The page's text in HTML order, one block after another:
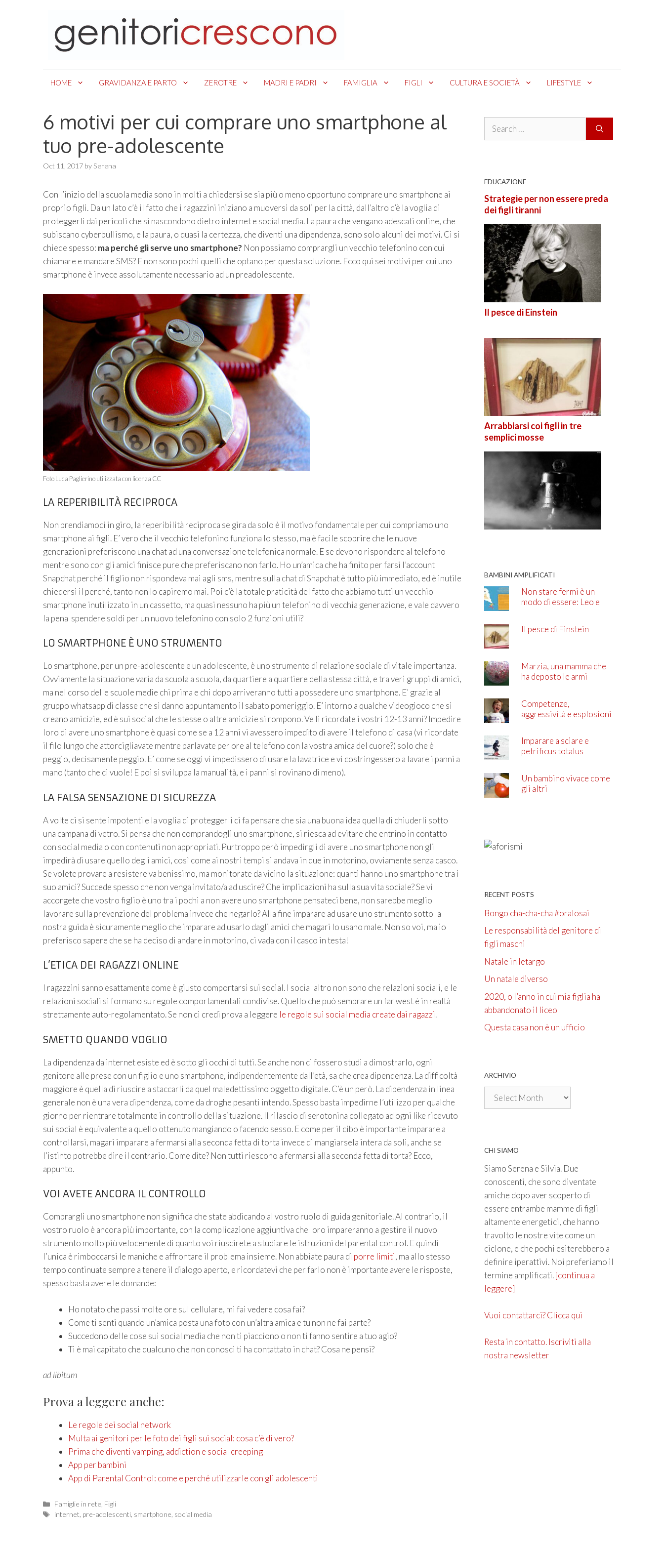
HOME GRAVIDANZA E PARTO ZEROTRE MADRI E PADRI FAMIGLIA FIGLI CULTURA E SOCIETÀ LIFESTYLE
6 motivi per cui comprare uno smartphone al
tuo pre-adolescente
Oct 11, 2017 by Serena
Con l’inizio della scuola media sono in molti a chiedersi se sia più o meno opportuno comprare uno smartphone ai
proprio figli. Da un lato c’è il fatto che i ragazzini iniziano a muoversi da soli per la città, dall’altro c’è la voglia di
proteggerli dai pericoli che si nascondono dietro internet e social media. La paura che vengano adescati online, che
subiscano cyberbullismo, e la paura, o quasi la certezza, che diventi una dipendenza, sono solo alcuni dei motivi. Ci si
chiede spesso: ma perché gli serve uno smartphone? Non possiamo comprargli un vecchio telefonino con cui
chiamare e mandare SMS? E non sono pochi quelli che optano per questa soluzione. Ecco qui sei motivi per cui uno
smartphone è invece assolutamente necessario ad un preadolescente.
Foto Luca Paglierino utilizzata con licenza CC
LA REPERIBILITÀ RECIPROCA
Non prendiamoci in giro, la reperibilità reciproca se gira da solo è il motivo fondamentale per cui compriamo uno
smartphone ai figli. E’ vero che il vecchio telefonino funziona lo stesso, ma è facile scoprire che le nuove
generazioni preferiscono una chat ad una conversazione telefonica normale. E se devono rispondere al telefono
mentre sono con gli amici finisce pure che preferiscano non farlo. Ho un’amica che ha finito per farsi l’account
Snapchat perché il figlio non rispondeva mai agli sms, mentre sulla chat di Snapchat è tutto più immediato, ed è inutile
chiedersi il perché, tanto non lo capiremo mai. Poi c’è la totale praticità del fatto che abbiamo tutti un vecchio
smartphone inutilizzato in un cassetto, ma quasi nessuno ha più un telefonino di vecchia generazione, e vale davvero
la pena spendere soldi per un nuovo telefonino con solo 2 funzioni utili?
LO SMARTPHONE È UNO STRUMENTO
Lo smartphone, per un pre-adolescente e un adolescente, è uno strumento di relazione sociale di vitale importanza.
Ovviamente la situazione varia da scuola a scuola, da quartiere a quartiere della stessa città, e tra veri gruppi di amici,
ma nel corso delle scuole medie chi prima e chi dopo arriveranno tutti a possedere uno smartphone. E’ grazie al
gruppo whatsapp di classe che si danno appuntamento il sabato pomeriggio. E’ intorno a qualche videogioco che si
creano amicizie, ed è sui social che le stesse o altre amicizie si rompono. Ve li ricordate i vostri 12-13 anni? Impedire
loro di avere uno smartphone è quasi come se a 12 anni vi avessero impedito di avere il telefono di casa (vi ricordate
il filo lungo che attorcigliavate mentre parlavate per ore al telefono con la vostra amica del cuore?) solo che è
peggio, decisamente peggio. E’ come se oggi vi impedissero di usare la lavatrice e vi costringessero a lavare i panni a
mano (tanto che ci vuole! E poi si sviluppa la manualità, e i panni si rovinano di meno).
LA FALSA SENSAZIONE DI SICUREZZA
A volte ci si sente impotenti e la voglia di proteggerli ci fa pensare che sia una buona idea quella di chiuderli sotto
una campana di vetro. Si pensa che non comprandogli uno smartphone, si riesca ad evitare che entrino in contatto
con social media o con contenuti non appropriati. Purtroppo però impedirgli di avere uno smartphone non gli
impedirà di usare quello degli amici, così come ai nostri tempi si andava in due in motorino, ovviamente senza casco.
Se volete provare a resistere va benissimo, ma monitorate da vicino la situazione: quanti hanno uno smartphone tra i
suo amici? Succede spesso che non venga invitato/a ad uscire? Che implicazioni ha sulla sua vita sociale? Se vi
accorgete che vostro figlio è uno tra i pochi a non avere uno smartphone pensateci bene, non sarebbe meglio
lavorare sulla prevenzione del problema invece che negarlo? Alla fine imparare ad usare uno strumento sotto la
nostra guida è sicuramente meglio che imparare ad usarlo dagli amici che magari lo usano male. Non so voi, ma io
preferisco sapere che se ha deciso di andare in motorino, ci vada con il casco in testa!
L’ETICA DEI RAGAZZI ONLINE
I ragazzini sanno esattamente come è giusto comportarsi sui social. I social altro non sono che relazioni sociali, e le
relazioni sociali si formano su regole comportamentali condivise. Quello che può sembrare un far west è in realtà
strettamente auto-regolamentato. Se non ci credi prova a leggere le regole sui social media create dai ragazzi.
SMETTO QUANDO VOGLIO
La dipendenza da internet esiste ed è sotto gli occhi di tutti. Se anche non ci fossero studi a dimostrarlo, ogni
genitore alle prese con un figlio e uno smartphone, indipendentemente dall’età, sa che crea dipendenza. La difficoltà
maggiore è quella di riuscire a staccarli da quel maledettissimo oggetto digitale. C’è un però. La dipendenza in linea
generale non è una vera dipendenza, come da droghe pesanti intendo. Spesso basta impedirne l’utilizzo per qualche
giorno per rientrare totalmente in controllo della situazione. Il rilascio di serotonina collegato ad ogni like ricevuto
sui social è equivalente a quello ottenuto mangiando o facendo sesso. E come per il cibo è importante imparare a
controllarsi, magari imparare a fermarsi alla seconda fetta di torta invece di mangiarsela intera da soli, anche se
l’istinto potrebbe dire il contrario. Come dite? Non tutti riescono a fermarsi alla seconda fetta di torta? Ecco,
appunto.
VOI AVETE ANCORA IL CONTROLLO
Comprargli uno smartphone non significa che state abdicando al vostro ruolo di guida genitoriale. Al contrario, il
vostro ruolo è ancora più importante, con la complicazione aggiuntiva che loro impareranno a gestire il nuovo
strumento molto più velocemente di quanto voi riuscirete a studiare le istruzioni del parental control. E quindi
l’unica è rimboccarsi le maniche e affrontare il problema insieme. Non abbiate paura di porre limiti, ma allo stesso
tempo continuate sempre a tenere il dialogo aperto, e ricordatevi che per farlo non è importante avere le risposte,
spesso basta avere le domande:
Ho notato che passi molte ore sul cellulare, mi fai vedere cosa fai?
Come ti senti quando un’amica posta una foto con un’altra amica e tu non ne fai parte?
Succedono delle cose sui social media che non ti piacciono o non ti fanno sentire a tuo agio?
Ti è mai capitato che qualcuno che non conosci ti ha contattato in chat? Cosa ne pensi?
ad libitum
Prova a leggere anche:
Le regole dei social network
Multa ai genitori per le foto dei figli sui social: cosa c’è di vero?
Prima che diventi vamping, addiction e social creeping
App per bambini
App di Parental Control: come e perché utilizzarle con gli adolescenti
Categories
Famiglie in rete, Figli
Tags
internet, pre-adolescenti, smartphone, social media
Search
EDUCAZIONE
Strategie per non essere preda
dei figli tiranni
Il pesce di Einstein
Arrabbiarsi coi figli in tre
semplici mosse
BAMBINI AMPLIFICATI
Non stare fermi è un
modo di essere: Leo e
Il pesce di Einstein
Marzia, una mamma che
ha deposto le armi
Competenze,
aggressività e esplosioni
Imparare a sciare e
petrificus totalus
Un bambino vivace come
gli altri
RECENT POSTS
Bongo cha-cha-cha #oralosai
Le responsabilità del genitore di
figli maschi
Natale in letargo
Un natale diverso
2020, o l’anno in cui mia figlia ha
abbandonato il liceo
Questa casa non è un ufficio
ARCHIVIO
Archivio
CHI SIAMO
Siamo Serena e Silvia. Due
conoscenti, che sono diventate
amiche dopo aver scoperto di
essere entrambe mamme di figli
altamente energetici, che hanno
travolto le nostre vite come un
ciclone, e che pochi esiterebbero a
definire iperattivi. Noi preferiamo il
termine amplificati.[continua a
leggere]
Vuoi contattarci? Clicca qui
Resta in contatto. Iscriviti alla
nostra newsletter